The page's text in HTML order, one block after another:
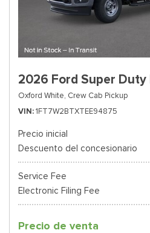
2026 Ford Super Duty
Oxford White, Crew Cab Pickup
VIN 1FT7W2BTXTEE94875
Precio inicial
Descuento del concesionario
Service Fee
Electronic Filing Fee
Precio de venta